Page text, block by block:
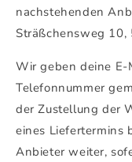
nachstehenden
Sträßchensweg 10,
Wir geben deine E-
Telefonnummer
der Zustellung der
eines Liefertermins
Anbieter weiter,